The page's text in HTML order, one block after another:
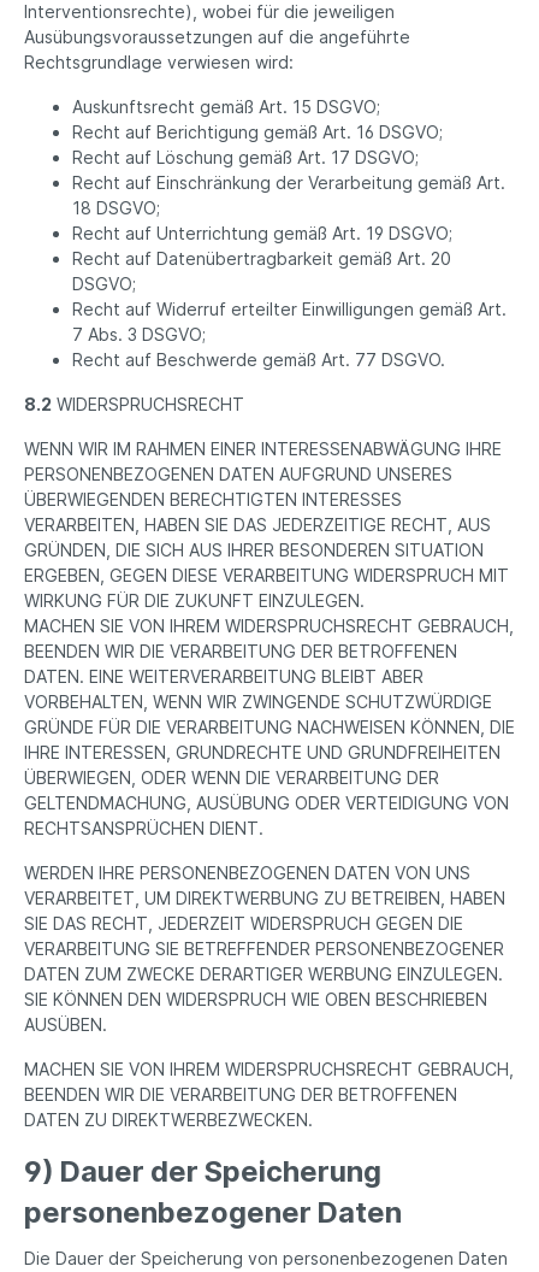
Interventionsrechte), wobei für die jeweiligen
Ausübungsvoraussetzungen auf die angeführte
Rechtsgrundlage verwiesen wird:
Auskunftsrecht gemäß Art. 15 DSGVO;
Recht auf Berichtigung gemäß Art. 16 DSGVO;
Recht auf Löschung gemäß Art. 17 DSGVO;
Recht auf Einschränkung der Verarbeitung gemäß Art.
18 DSGVO;
Recht auf Unterrichtung gemäß Art. 19 DSGVO;
Recht auf Datenübertragbarkeit gemäß Art. 20
DSGVO;
Recht auf Widerruf erteilter Einwilligungen gemäß Art.
7 Abs. 3 DSGVO;
Recht auf Beschwerde gemäß Art. 77 DSGVO.
8.2 WIDERSPRUCHSRECHT
WENN WIR IM RAHMEN EINER INTERESSENABWÄGUNG IHRE
PERSONENBEZOGENEN DATEN AUFGRUND UNSERES
ÜBERWIEGENDEN BERECHTIGTEN INTERESSES
VERARBEITEN, HABEN SIE DAS JEDERZEITIGE RECHT, AUS
GRÜNDEN, DIE SICH AUS IHRER BESONDEREN SITUATION
ERGEBEN, GEGEN DIESE VERARBEITUNG WIDERSPRUCH MIT
WIRKUNG FÜR DIE ZUKUNFT EINZULEGEN.
MACHEN SIE VON IHREM WIDERSPRUCHSRECHT GEBRAUCH,
BEENDEN WIR DIE VERARBEITUNG DER BETROFFENEN
DATEN. EINE WEITERVERARBEITUNG BLEIBT ABER
VORBEHALTEN, WENN WIR ZWINGENDE SCHUTZWÜRDIGE
GRÜNDE FÜR DIE VERARBEITUNG NACHWEISEN KÖNNEN, DIE
IHRE INTERESSEN, GRUNDRECHTE UND GRUNDFREIHEITEN
ÜBERWIEGEN, ODER WENN DIE VERARBEITUNG DER
GELTENDMACHUNG, AUSÜBUNG ODER VERTEIDIGUNG VON
RECHTSANSPRÜCHEN DIENT.
WERDEN IHRE PERSONENBEZOGENEN DATEN VON UNS
VERARBEITET, UM DIREKTWERBUNG ZU BETREIBEN, HABEN
SIE DAS RECHT, JEDERZEIT WIDERSPRUCH GEGEN DIE
VERARBEITUNG SIE BETREFFENDER PERSONENBEZOGENER
DATEN ZUM ZWECKE DERARTIGER WERBUNG EINZULEGEN.
SIE KÖNNEN DEN WIDERSPRUCH WIE OBEN BESCHRIEBEN
AUSÜBEN.
MACHEN SIE VON IHREM WIDERSPRUCHSRECHT GEBRAUCH,
BEENDEN WIR DIE VERARBEITUNG DER BETROFFENEN
DATEN ZU DIREKTWERBEZWECKEN.
9) Dauer der Speicherung
personenbezogener Daten
Die Dauer der Speicherung von personenbezogenen Daten